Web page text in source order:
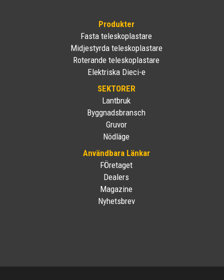
Produkter
Fasta teleskoplastare
Midjestyrda teleskoplastare
Roterande teleskoplastare
Elektriska Dieci-e
SEKTORER
Lantbruk
Byggnadsbransch
Gruvor
Nödläge
Användbara Länkar
FÖretaget
Dealers
Magazine
Nyhetsbrev